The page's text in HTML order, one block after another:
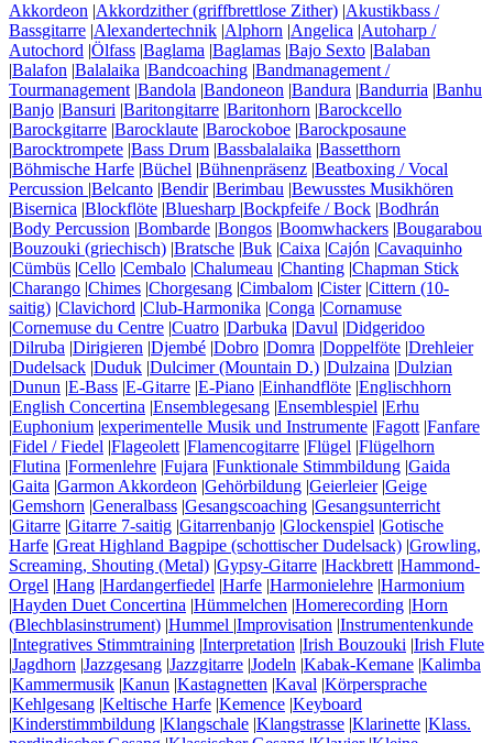
Akkordeon |Akkordzither (griffbrettlose Zither) |Akustikbass /
Bassgitarre |Alexandertechnik |Alphorn |Angelica |Autoharp /
Autochord |Ölfass |Baglama |Baglamas |Bajo Sexto |Balaban
|Balafon |Balalaika |Bandcoaching |Bandmanagement /
Tourmanagement|Bandola |Bandoneon |Bandura |Bandurria |Banhu
|Banjo |Bansuri |Baritongitarre |Baritonhorn |Barockcello
|Barockgitarre |Barocklaute |Barockoboe |Barockposaune
|Barocktrompete |Bass Drum |Bassbalalaika |Bassetthorn
|Böhmische Harfe |Büchel |Bühnenpräsenz |Beatboxing / Vocal
Percussion |Belcanto |Bendir|Berimbau |Bewusstes Musikhören
|Bisernica |Blockflöte |Bluesharp |Bockpfeife / Bock |Bodhrán
|Body Percussion |Bombarde |Bongos |Boomwhackers |Bougarabou
|Bouzouki (griechisch) |Bratsche |Buk |Caixa |Cajón |Cavaquinho
|Cümbüs |Cello |Cembalo |Chalumeau |Chanting |Chapman Stick
|Charango |Chimes |Chorgesang |Cimbalom |Cister|Cittern (10-
saitig) |Clavichord |Club-Harmonika |Conga |Cornamuse
|Cornemuse du Centre |Cuatro |Darbuka |Davul |Didgeridoo
|Dilruba |Dirigieren |Djembé |Dobro |Domra |Doppelföte |Drehleier
|Dudelsack |Duduk |Dulcimer (Mountain D.) |Dulzaina |Dulzian
|Dunun |E-Bass |E-Gitarre |E-Piano |Einhandflöte |Englischhorn
|English Concertina |Ensemblegesang |Ensemblespiel |Erhu
|Euphonium |experimentelle Musik und Instrumente |Fagott|Fanfare
|Fidel / Fiedel |Flageolett|Flamencogitarre |Flügel |Flügelhorn
|Flutina |Formenlehre |Fujara |Funktionale Stimmbildung |Gaida
|Gaita |Garmon Akkordeon |Gehörbildung |Geierleier|Geige
|Gemshorn |Generalbass |Gesangscoaching |Gesangsunterricht
|Gitarre |Gitarre 7-saitig |Gitarrenbanjo |Glockenspiel |Gotische
Harfe |Great Highland Bagpipe (schottischer Dudelsack) |Growling,
Screaming, Shouting (Metal) |Gypsy-Gitarre |Hackbrett|Hammond-
Orgel |Hang |Hardangerfiedel |Harfe |Harmonielehre |Harmonium
|Hayden Duet Concertina |Hümmelchen |Homerecording |Horn
(Blechblasinstrument) |Hummel |Improvisation |Instrumentenkunde
|Integratives Stimmtraining |Interpretation |Irish Bouzouki |Irish Flute
|Jagdhorn |Jazzgesang |Jazzgitarre |Jodeln |Kabak-Kemane |Kalimba
|Kammermusik |Kanun |Kastagnetten |Kaval |Körpersprache
|Kehlgesang |Keltische Harfe |Kemence |Keyboard
|Kinderstimmbildung |Klangschale |Klangstrasse |Klarinette |Klass.